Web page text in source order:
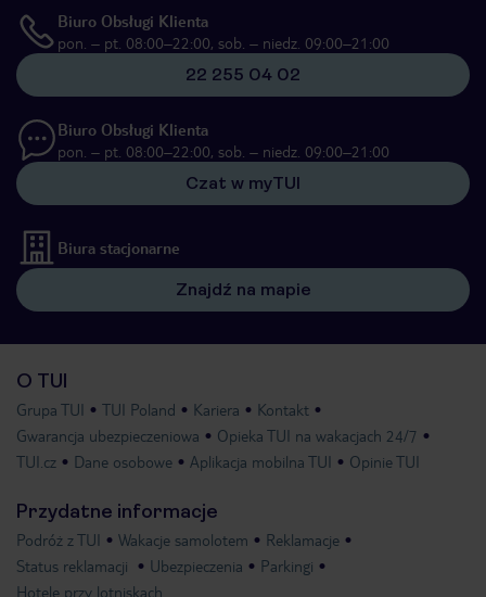
Biuro Obsługi Klienta
pon. – pt. 08:00–22:00, sob. – niedz. 09:00–21:00
22 255 04 02
Biuro Obsługi Klienta
pon. – pt. 08:00–22:00, sob. – niedz. 09:00–21:00
Czat w myTUI
Biura stacjonarne
Znajdź na mapie
O TUI
Grupa TUI TUI Poland Kariera
Kontakt
Gwarancja ubezpieczeniowa
Opieka TUI na wakacjach 24/7
TUI.cz
Dane osobowe Aplikacja mobilna TUI Opinie TUI
Przydatne informacje
Podróż z TUI Wakacje samolotem
Reklamacje
Status reklamacji
Ubezpieczenia
Parkingi
Hotele przy lotniskach